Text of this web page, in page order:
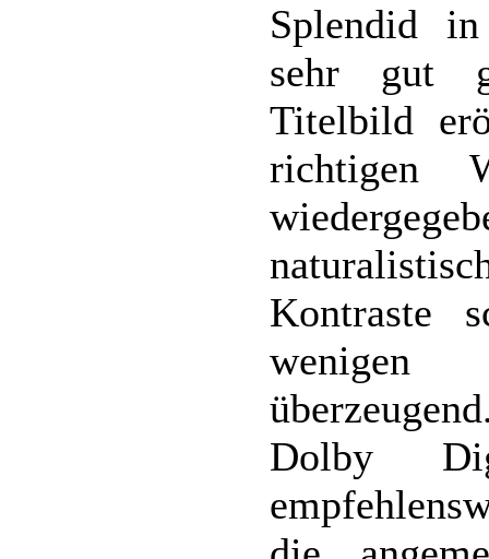
Splendid
sehr gut
Titelbild
richtigen
Kontraste
wenigen
Dolby